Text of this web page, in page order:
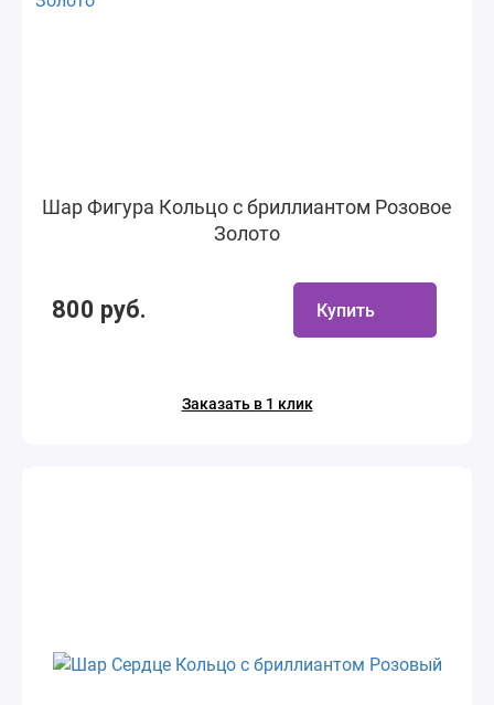
Шар Фигура Кольцо с бриллиантом Розовое
Золото
800 руб. Купить
Заказать в 1 клик